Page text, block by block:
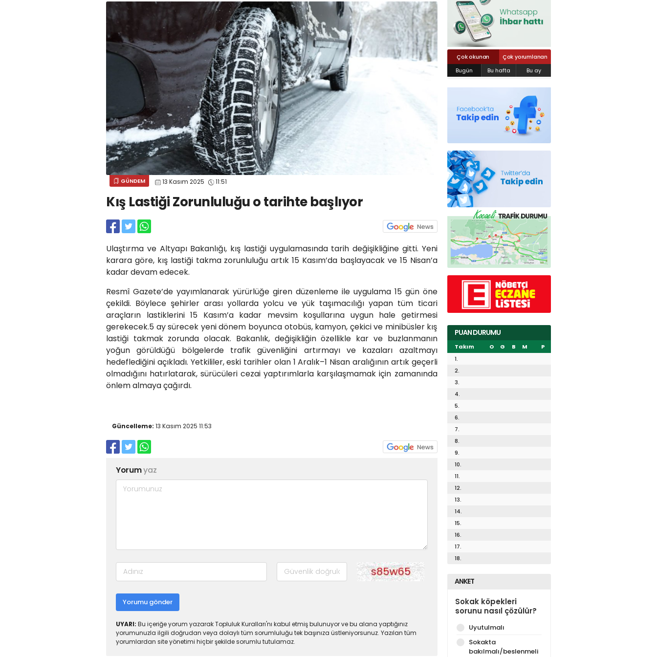
GÜNDEM 13 Kasım 2025 11:51
Kış Lastiği Zorunluluğu o tarihte başlıyor
Ulaştırma ve Altyapı Bakanlığı, kış lastiği uygulamasında tarih değişikliğine gitti. Yeni
karara göre, kış lastiği takma zorunluluğu artık 15 Kasım’da başlayacak ve 15 Nisan’a
kadar devam edecek.
Resmî Gazete’de yayımlanarak yürürlüğe giren düzenleme ile uygulama 15 gün öne
çekildi. Böylece şehirler arası yollarda yolcu ve yük taşımacılığı yapan tüm ticari
araçların lastiklerini 15 Kasım’a kadar mevsim koşullarına uygun hale getirmesi
gerekecek.5 ay sürecek yeni dönem boyunca otobüs, kamyon, çekici ve minibüsler kış
lastiği takmak zorunda olacak. Bakanlık, değişikliğin özellikle kar ve buzlanmanın
yoğun görüldüğü bölgelerde trafik güvenliğini artırmayı ve kazaları azaltmayı
hedeflediğini açıkladı. Yetkililer, eski tarihler olan 1 Aralık–1 Nisan aralığının artık geçerli
olmadığını hatırlatarak, sürücüleri cezai yaptırımlarla karşılaşmamak için zamanında
önlem almaya çağırdı.
Güncelleme: 13 Kasım 2025 11:53
Yorumyaz
Yorumu gönder
UYARI: Bu içeriğe yorum yazarak Topluluk Kuralları'nı kabul etmiş bulunuyor ve bu alana yaptığınız
yorumunuzla ilgili doğrudan veya dolaylı tüm sorumluluğu tek başınıza üstleniyorsunuz. Yazılan tüm
yorumlardan site yönetimi hiçbir şekilde sorumlu tutulamaz.
Çok okunan
Çok yorumlanan
Bugün
Bu hafta Bu ay
PUAN DURUMU
Takım O G B M
P
1.
2.
3.
4.
5.
6.
7.
8.
9.
10.
11.
12.
13.
14.
15.
16.
17.
18.
ANKET
Sokak köpekleri
sorunu nasıl çözülür?
Uyutulmalı
Sokakta
bakılmalı/beslenmeli
Yahya Kaptan Mahallesi Akkavaklar
kocaelisokak@gmail.com